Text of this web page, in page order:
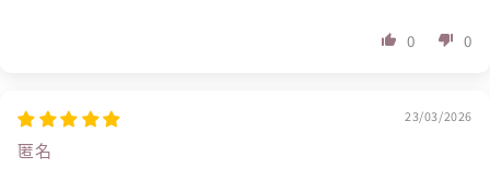
0 0
23/03/2026
匿名